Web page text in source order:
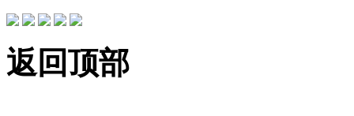
返回顶部